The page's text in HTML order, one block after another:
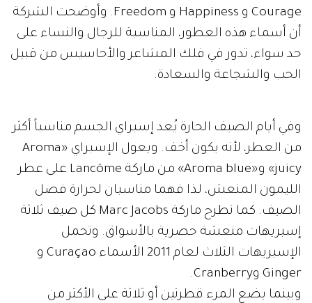
Courage و Happiness و Freedom. وأوضحت الشركة
أن أسماء هذه العطور، المناسبة للرجال والنساء على
حد سواء، تدور في فلك المشاعر والأحاسيس من قبيل
الحب والشجاعة والسعادة.
وفي أيام الصيف الحارة يُعد إسبراي الجسم مناسباً أكثر
من العطر، لأنه يكون أخف. ويعول الإسبراي «Aroma
juicy» و«Aroma blue» من ماركة Lancôme على عطر
الليمون المنعش، لذا فهما مناسبان لحرارة فصل
الصيف. كما تطرح ماركة Marc Jacobs كل صيف ثلاثة
إسبريهات منعشة حصرية بالأسواق. وتحمل
الإسبريهات الثلاث لعام 2011 الأسماء Curaçao و
Ginger وCranberry.
وبينما يضع المرء قطرتين أو ثلاثة على الأكثر من